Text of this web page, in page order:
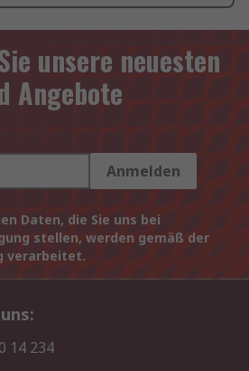
unsere neuesten
Angebote
Anmelden
Daten, die Sie uns bei
stellen, werden gemäß der
verarbeitet.
14 234